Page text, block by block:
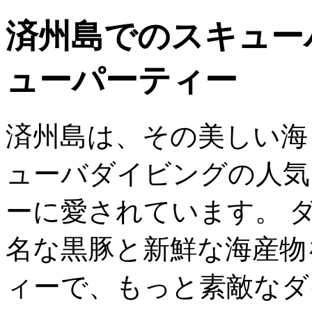
済州島でのスキュ
ューパーティー
済州島は、その美しい
ューバダイビングの人
ーに愛されています。
名な黒豚と新鮮な海産
ィーで、もっと素敵な